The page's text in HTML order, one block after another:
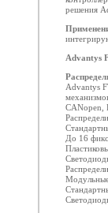
решения
Advantys
Advantys
CANopen,
До 16